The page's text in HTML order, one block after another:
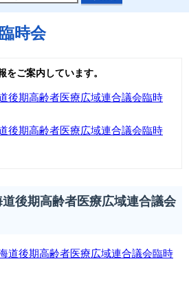
時会
をご案内しています。
後期高齢者医療広域連合議会臨時
後期高齢者医療広域連合議会臨時
後期高齢者医療広域連合議会
道後期高齢者医療広域連合議会臨時